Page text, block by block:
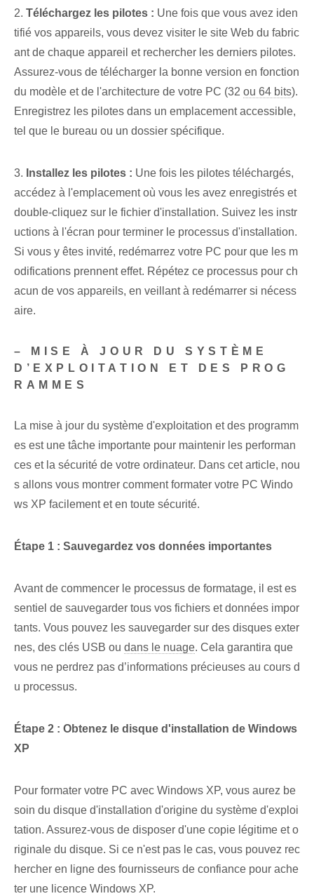
2. Téléchargez les pilotes : Une fois que vous avez iden
tifié vos appareils, vous devez visiter le site Web du fabric
ant de chaque appareil et rechercher les derniers pilotes.
Assurez-vous de télécharger la bonne version en fonction
du modèle et de l'architecture de votre PC (32⁣ ou 64 bits).
Enregistrez les pilotes ⁤dans un emplacement accessible,
tel que le bureau ou un dossier spécifique⁢.
3. Installez les pilotes : Une fois les pilotes téléchargés,
accédez à l'emplacement où vous les avez enregistrés et
double-cliquez sur le fichier d'installation. Suivez les instr
uctions à l'écran‌ pour‌ terminer le processus d'installation.
Si vous y êtes invité, redémarrez votre PC pour que les m
odifications prennent effet. Répétez ce processus pour ch
acun de vos appareils, en veillant à redémarrer si nécess
aire.
– MISE À JOUR DU SYSTÈME
D’EXPLOITATION ET DES PROG
RAMMES
La mise à jour du système d'exploitation et des programm
es est une tâche importante pour maintenir les performan
ces et la sécurité de votre ordinateur. Dans cet article, nou
s allons vous montrer comment formater votre PC Windo
ws XP facilement et en toute sécurité.
Étape 1 : Sauvegardez vos données importantes
Avant de commencer le processus de formatage, il est es
sentiel de sauvegarder tous vos fichiers et données impor
tants. Vous pouvez les sauvegarder sur des disques exter
nes⁤, des clés USB‍ ou dans le nuage. Cela garantira que
vous ne perdrez pas d’informations précieuses au cours d
u processus.
Étape 2 : Obtenez le disque d'installation de Windows
XP
Pour formater votre PC avec Windows XP, vous aurez be
soin du disque d'installation d'origine du système d'exploi
tation. Assurez-vous de disposer d'une copie légitime et o
riginale du disque. Si ce n'est pas le cas, vous pouvez rec
hercher en ligne des fournisseurs de confiance pour ache
ter une licence Windows XP.